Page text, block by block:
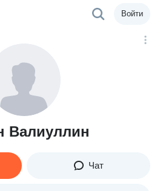
Войти
Валиуллин
Чат